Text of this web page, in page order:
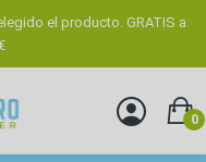
el producto. GRATIS a
0